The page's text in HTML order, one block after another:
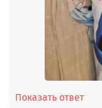
Показать ответ